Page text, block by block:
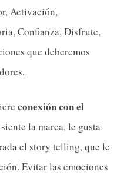
Activación,
Confianza, Disfrute,
que deberemos
conexión con el
la marca, le gusta
el story telling, que le
Evitar las emociones